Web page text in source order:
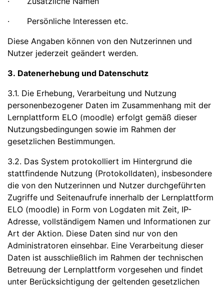
· Persönliche Interessen etc.
Diese Angaben können von den Nutzerinnen und
Nutzer jederzeit geändert werden.
3. Datenerhebung und Datenschutz
3.1. Die Erhebung, Verarbeitung und Nutzung
personenbezogener Daten im Zusammenhang mit der
Lernplattform ELO (moodle) erfolgt gemäß dieser
Nutzungsbedingungen sowie im Rahmen der
gesetzlichen Bestimmungen.
3.2. Das System protokolliert im Hintergrund die
stattfindende Nutzung (Protokolldaten), insbesondere
die von den Nutzerinnen und Nutzer durchgeführten
Zugriffe und Seitenaufrufe innerhalb der Lernplattform
ELO (moodle) in Form von Logdaten mit Zeit, IP-
Adresse, vollständigem Namen und Informationen zur
Art der Aktion. Diese Daten sind nur von den
Administratoren einsehbar. Eine Verarbeitung dieser
Daten ist ausschließlich im Rahmen der technischen
Betreuung der Lernplattform vorgesehen und findet
unter Berücksichtigung der geltenden gesetzlichen